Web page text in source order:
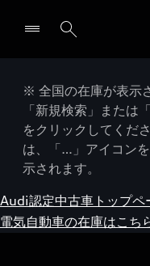
※ 全国の在庫が表示
「新規検索」または
をクリックしてくだ
は、「…」アイコン
示されます。
Audi認定中古車トップペ
電気自動車の在庫はこち